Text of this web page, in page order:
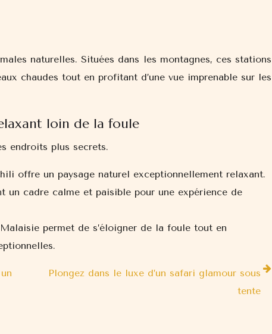
naturelles. Situées dans les montagnes, ces stations
chaudes tout en profitant d’une vue imprenable sur les
loin de la foule
endroits plus secrets.
offre un paysage naturel exceptionnellement relaxant.
un cadre calme et paisible pour une expérience de
permet de s’éloigner de la foule tout en
Plongez dans le luxe d’un safari glamour sous
tente